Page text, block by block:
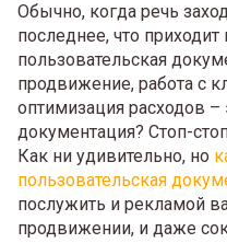
Обычно, когда речь
последнее, что приходит
пользовательская
продвижение, работа с
оптимизация расходов –
документация? Стоп-
Как ни удивительно, но
пользовательская
послужить и рекламой
продвижении, и даже